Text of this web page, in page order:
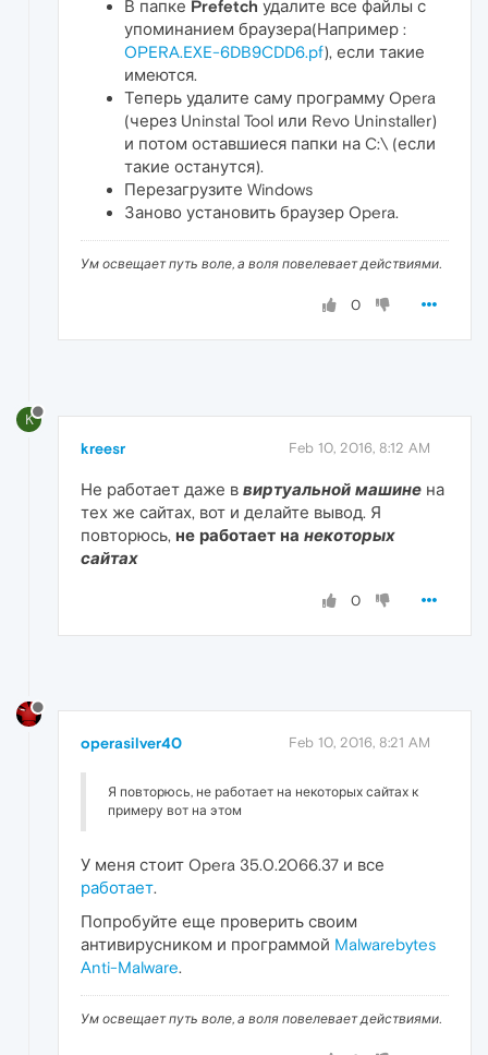
В папке Prefetch удалите все файлы с
упоминанием браузера(Например :
OPERA.EXE-6DB9CDD6.pf), если такие
имеются.
Теперь удалите саму программу Opera
(через Uninstal Tool или Revo Uninstaller)
и потом оставшиеся папки на C:\ (если
такие останутся).
Перезагрузите Windows
Заново установить браузер Opera.
Ум освещает путь воле, а воля повелевает действиями.
0
K
kreesr Feb 10, 2016, 8:12 AM
Не работает даже в виртуальной машине на
тех же сайтах, вот и делайте вывод. Я
повторюсь, не работает на некоторых
сайтах
0
operasilver40 Feb 10, 2016, 8:21 AM
Я повторюсь, не работает на некоторых сайтах к
примеру вот на этом
У меня стоит Opera 35.0.2066.37 и все
работает.
Попробуйте еще проверить своим
антивирусником и программой Malwarebytes
Anti-Malware.
Ум освещает путь воле, а воля повелевает действиями.